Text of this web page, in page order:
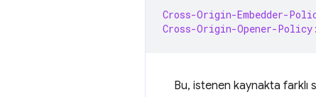
Cross-Origin-Embedder-
Cross-Origin-Opener-
Bu, istenen kaynakta farklı